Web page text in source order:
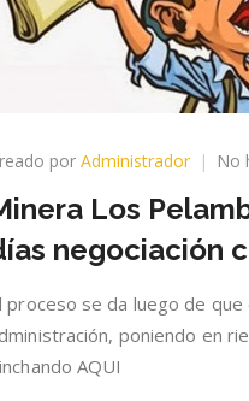
por Administrador No
Los
negociación
proceso se da luego de
poniendo en
AQUI